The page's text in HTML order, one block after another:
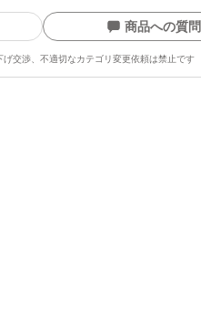
商品への質問
げ交渉、不適切なカテゴリ変更依頼は禁止です